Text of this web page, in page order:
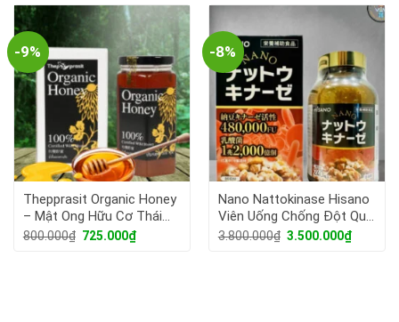
-9%
Thepprasit Organic Honey
– Mật Ong Hữu Cơ Thái
Lan.
800.000₫ Giá
725.000₫Giá
hiện
-8%
Nano Nattokinase Hisano
Viên Uống Chống Đột Quỵ
Nhật Bản ( Hộp 240 Viên).
3.800.000₫ Giá
3.500.000₫Giá
hiện